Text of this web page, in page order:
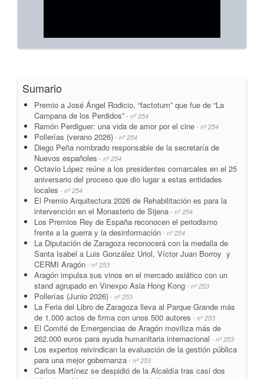
Sumario
Premio a José Ángel Rodicio, “factotum” que fue de “La
Campana de los Perdidos” - nº 254
Ramón Perdiguer: una vida de amor por el cine - nº 254
Pollerías (verano 2026) - nº 254
Diego Peña nombrado responsable de la secretaría de
Nuevos españoles - nº 254
Octavio López reúne a los presidentes comarcales en el 25
aniversario del proceso que dio lugar a estas entidades
locales - nº 254
El Premio Arquitectura 2026 de Rehabilitación es para la
intervención en el Monasterio de Sijena - nº 254
Los Premios Rey de España reconocen el periodismo
frente a la guerra y la desinformación - nº 254
La Diputación de Zaragoza reconocerá con la medalla de
Santa Isabel a Luis González Uriol, Víctor Juan Borroy y
CERMI Aragón - nº 253
Aragón impulsa sus vinos en el mercado asiático con un
stand agrupado en Vinexpo Asia Hong Kong - nº 253
Pollerías (Junio 2026) - nº 253
La Feria del Libro de Zaragoza lleva al Parque Grande más
de 1.000 actos de firma con unos 500 autores - nº 253
El Comité de Emergencias de Aragón moviliza más de
262.000 euros para ayuda humanitaria internacional - nº 253
Los expertos reivindican la evaluación de la gestión pública
para una mejor gobernanza - nº 253
Carlos Martínez se despidió de la Alcaldía tras casi dos